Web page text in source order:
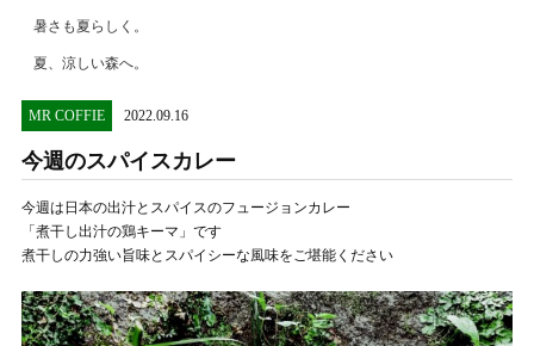
暑さも夏らしく。
夏、涼しい森へ。
MR COFFIE 2022.09.16
今週のスパイスカレー
今週は日本の出汁とスパイスのフュージョンカレー
「煮干し出汁の鶏キーマ」です
煮干しの力強い旨味とスパイシーな風味をご堪能ください